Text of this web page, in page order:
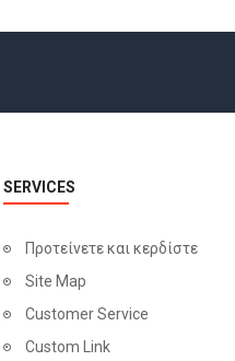
SERVICES
Προτείνετε και κερδίστε
Site Map
Customer Service
Custom Link